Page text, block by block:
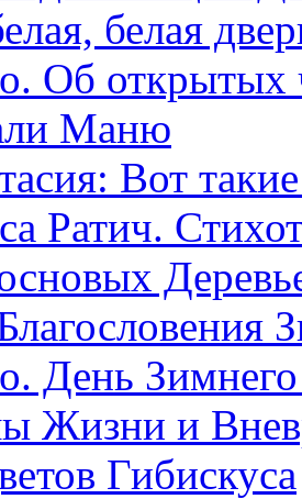
белая
Об открытых
Маню
Вот
Ратич.
День
Жизни и
Гибискуса